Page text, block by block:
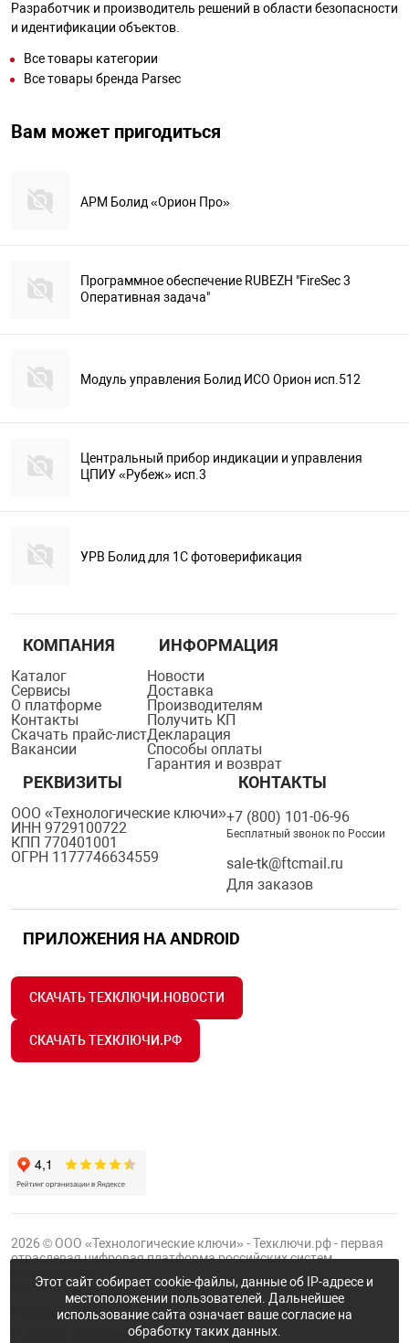
Разработчик и производитель решений в области безопасности
и идентификации объектов.
Все товары категории
Все товары бренда Parsec
Вам может пригодиться
АРМ Болид «Орион Про»
Программное обеспечение RUBEZH "FireSec 3
Оперативная задача"
Модуль управления Болид ИСО Орион исп.512
Центральный прибор индикации и управления
ЦПИУ «Рубеж» исп.3
УРВ Болид для 1С фотоверификация
КОМПАНИЯ
Каталог
Сервисы
О платформе
Контакты
Скачать прайс-лист
Вакансии
ИНФОРМАЦИЯ
Новости
Доставка
Производителям
Получить КП
Декларация
Способы оплаты
Гарантия и возврат
РЕКВИЗИТЫ
ООО «Технологические ключи»
ИНН 9729100722
КПП 770401001
ОГРН 1177746634559
КОНТАКТЫ
+7 (800) 101-06-96
Бесплатный звонок по России
sale-tk@ftcmail.ru
Для заказов
ПРИЛОЖЕНИЯ НА ANDROID
СКАЧАТЬ ТЕХКЛЮЧИ.НОВОСТИ
СКАЧАТЬ ТЕХКЛЮЧИ.РФ
2026 © ООО «Технологические ключи» - Техключи.рф - первая
отраслевая цифровая платформа российских систем
ПроектГруппы ФТК
Публичная оферта
Политика конфиденциальности
Этот сайт собирает cookie-файлы, данные об IP-адресе и
местоположении пользователей. Дальнейшее
использование сайта означает ваше согласие на
обработку таких данных.